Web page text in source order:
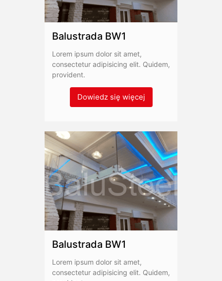
Balustrada BW1
Lorem ipsum dolor sit amet,
consectetur adipisicing elit. Quidem,
provident.
Dowiedz się więcej
Balustrada BW1
Lorem ipsum dolor sit amet,
consectetur adipisicing elit. Quidem,